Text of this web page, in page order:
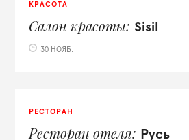
КРАСОТА
Салон красоты Sisil
30 НОЯБ.
РЕСТОРАН
Ресторан отеля Русь